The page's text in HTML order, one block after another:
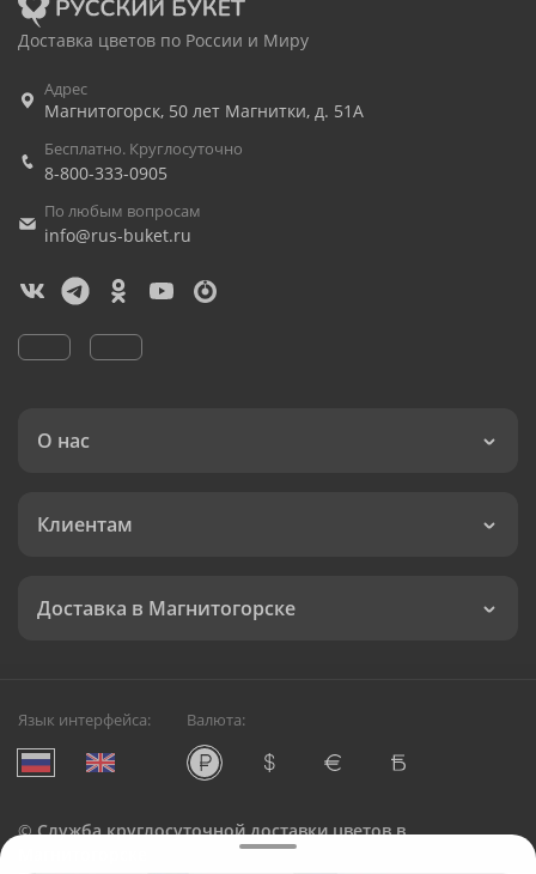
Доставка цветов по России и Миру
Адрес
Магнитогорск, 50 лет Магнитки, д. 51А
Бесплатно. Круглосуточно
8-800-333-0905
По любым вопросам
info@rus-buket.ru
О нас
Клиентам
Доставка в Магнитогорске
Язык интерфейса: Валюта:
©Служба круглосуточной доставки цветов в